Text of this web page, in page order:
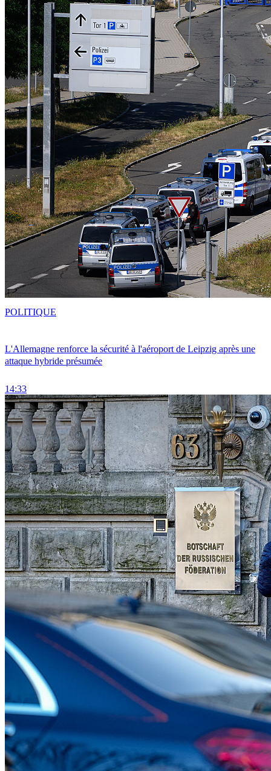
L'Allemagne renforce la sécurité à l'aéroport de Leipzig après une
attaque hybride présumée
14:33
POLITIQUE